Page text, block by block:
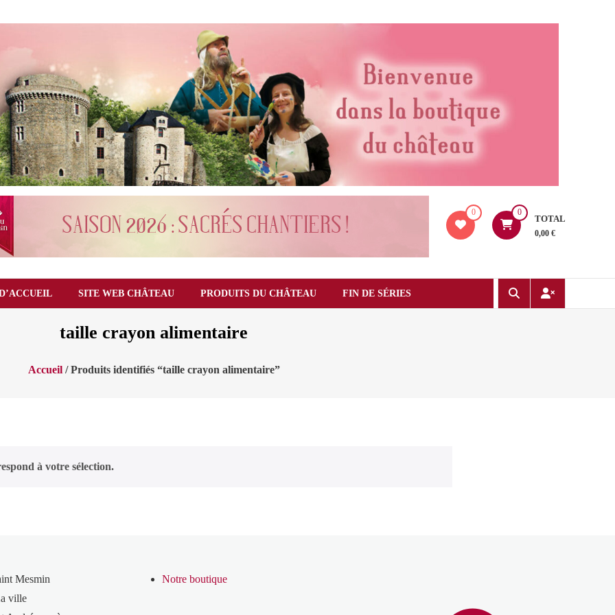
0 0
TOTAL
0,00 €
SITE WEB CHÂTEAU PRODUITS DU CHÂTEAU FIN DE SÉRIES
taille crayon alimentaire
Accueil/ Produits identifiés “taille crayon alimentaire”
à votre sélection.
Mesmin
ville
Notre boutique